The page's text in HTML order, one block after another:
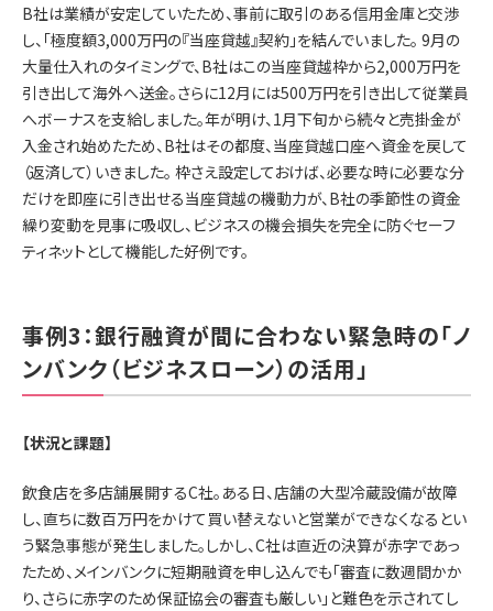
B社は業績が安定していたため、事前に取引のある信用金庫と交渉
し、「極度額3,000万円の『当座貸越』契約」を結んでいました。 9月の
大量仕入れのタイミングで、B社はこの当座貸越枠から2,000万円を
引き出して海外へ送金。さらに12月には500万円を引き出して従業員
へボーナスを支給しました。年が明け、1月下旬から続々と売掛金が
入金され始めたため、B社はその都度、当座貸越口座へ資金を戻して
（返済して）いきました。 枠さえ設定しておけば、必要な時に必要な分
だけを即座に引き出せる当座貸越の機動力が、B社の季節性の資金
繰り変動を見事に吸収し、ビジネスの機会損失を完全に防ぐセーフ
ティネットとして機能した好例です。
事例3：銀行融資が間に合わない緊急時の「ノ
ンバンク（ビジネスローン）の活用」
【状況と課題】
飲食店を多店舗展開するC社。ある日、店舗の大型冷蔵設備が故障
し、直ちに数百万円をかけて買い替えないと営業ができなくなるとい
う緊急事態が発生しました。しかし、C社は直近の決算が赤字であっ
たため、メインバンクに短期融資を申し込んでも「審査に数週間かか
り、さらに赤字のため保証協会の審査も厳しい」と難色を示されてし